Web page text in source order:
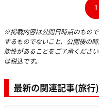
1
※掲載内容は公開日時点のもの
するものでないこと、公開後の
能性があることをご了承くださ
は税込です。
最新の関連記事(旅行)